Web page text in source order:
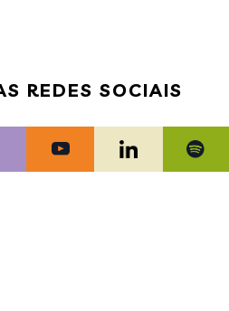
REDES SOCIAIS